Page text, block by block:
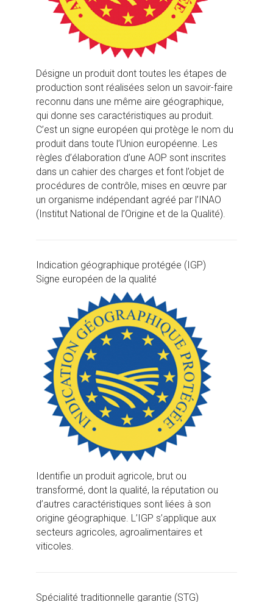
Désigne un produit dont toutes les étapes de
production sont réalisées selon un savoir-faire
reconnu dans une même aire géographique,
qui donne ses caractéristiques au produit.
C’est un signe européen qui protège le nom du
produit dans toute l’Union européenne. Les
règles d’élaboration d’une AOP sont inscrites
dans un cahier des charges et font l’objet de
procédures de contrôle, mises en œuvre par
un organisme indépendant agréé par l’INAO
(Institut National de l’Origine et de la Qualité).
Indication géographique protégée (IGP)
Signe européen de la qualité
Identifie un produit agricole, brut ou
transformé, dont la qualité, la réputation ou
d’autres caractéristiques sont liées à son
origine géographique. L’IGP s’applique aux
secteurs agricoles, agroalimentaires et
viticoles.
Spécialité traditionnelle garantie (STG)